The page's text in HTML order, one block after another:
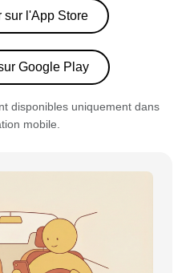
sur l'App Store
Google Play
disponibles uniquement dans
mobile.